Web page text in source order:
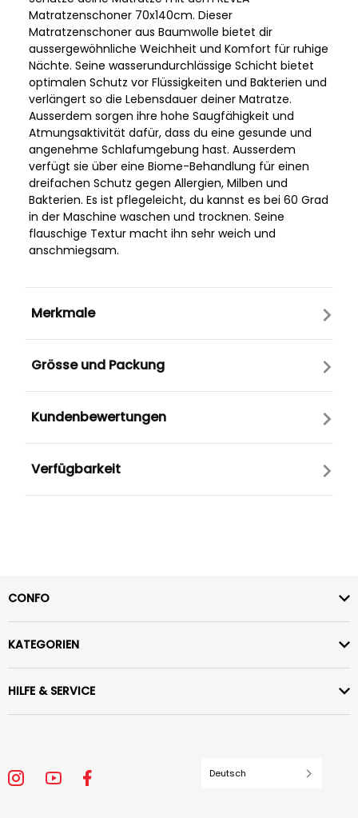
Matratzenschoner 70x140cm. Dieser
Matratzenschoner aus Baumwolle bietet dir
aussergewöhnliche Weichheit und Komfort für ruhige
Nächte. Seine wasserundurchlässige Schicht bietet
optimalen Schutz vor Flüssigkeiten und Bakterien und
verlängert so die Lebensdauer deiner Matratze.
Ausserdem sorgen ihre hohe Saugfähigkeit und
Atmungsaktivität dafür, dass du eine gesunde und
angenehme Schlafumgebung hast. Ausserdem
verfügt sie über eine Biome-Behandlung für einen
dreifachen Schutz gegen Allergien, Milben und
Bakterien. Es ist pflegeleicht, du kannst es bei 60 Grad
in der Maschine waschen und trocknen. Seine
flauschige Textur macht ihn sehr weich und
anschmiegsam.
Merkmale
Grösse und Packung
Kundenbewertungen
Verfügbarkeit
CONFO
KATEGORIEN
HILFE & SERVICE
Deutsch